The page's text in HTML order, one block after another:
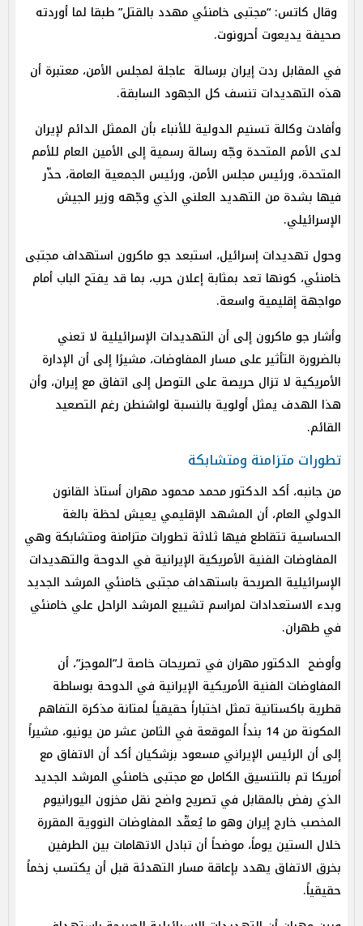
وقال كاتس: “مجتبى خامنئي مهدد بالقتل” طبقا لما أوردته
صحيفة يديعوت أحرونوت.
في المقابل ردت إيران برسالة عاجلة لمجلس الأمن، معتبرة أن
هذه التهديدات تنسف كل الجهود السابقة.
وأفادت وكالة تسنيم الدولية للأنباء بأن الممثل الدائم لإيران
لدى الأمم المتحدة وجّه رسالة رسمية إلى الأمين العام للأمم
المتحدة، ورئيس مجلس الأمن، ورئيس الجمعية العامة، حذّر
فيها بشدة من التهديد العلني الذي وجّهه وزير الجيش
الإسرائيلي.
وحول تهديدات إسرائيل، استبعد جو ماكرون استهداف مجتبى
خامنئي، كونها تعد بمثابة إعلان حرب، بما قد يفتح الباب أمام
مواجهة إقليمية واسعة.
وأشار جو ماكرون إلى أن التهديدات الإسرائيلية لا تعني
بالضرورة التأثير على مسار المفاوضات، مشيرًا إلى أن الإدارة
الأمريكية لا تزال حريصة على التوصل إلى اتفاق مع إيران، وأن
هذا الهدف يمثل أولوية بالنسبة لواشنطن رغم التصعيد
القائم.
تطورات متزامنة ومتشابكة
من جانبه، أكد الدكتور محمد محمود مهران أستاذ القانون
الدولي العام، أن المشهد الإقليمي يعيش لحظة بالغة
الحساسية تتقاطع فيها ثلاثة تطورات متزامنة ومتشابكة وهي
المفاوضات الفنية الأمريكية الإيرانية في الدوحة والتهديدات
الإسرائيلية الصريحة باستهداف مجتبى خامنئي المرشد الجديد
وبدء الاستعدادات لمراسم تشييع المرشد الراحل علي خامنئي
في طهران.
وأوضح الدكتور مهران في تصريحات خاصة لـ”الموجز”، أن
المفاوضات الفنية الأمريكية الإيرانية في الدوحة بوساطة
قطرية باكستانية تمثل اختباراً حقيقياً لمتانة مذكرة التفاهم
المكونة من 14 بنداً الموقعة في الثامن عشر من يونيو، مشيراً
إلى أن الرئيس الإيراني مسعود بزشكيان أكد أن الاتفاق مع
أمريكا تم بالتنسيق الكامل مع مجتبى خامنئي المرشد الجديد
الذي رفض بالمقابل في تصريح واضح نقل مخزون اليورانيوم
المخصب خارج إيران وهو ما يُعقّد المفاوضات النووية المقررة
خلال الستين يوماً، موضحاً أن تبادل الاتهامات بين الطرفين
بخرق الاتفاق يهدد بإعاقة مسار التهدئة قبل أن يكتسب زخماً
حقيقياً.